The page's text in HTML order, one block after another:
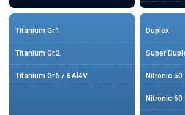
Titanium Gr.1
Titanium Gr.2
Titanium Gr.5 / 6Al4V
Duplex
Super
Nitronic 50
Nitronic 60